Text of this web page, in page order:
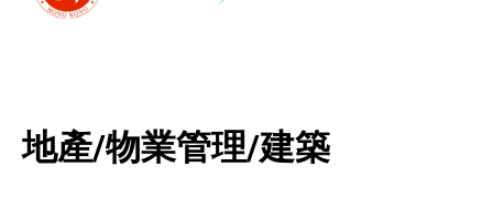
地產/物業管理/建築